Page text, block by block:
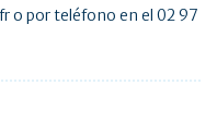
o por teléfono en el 02 97